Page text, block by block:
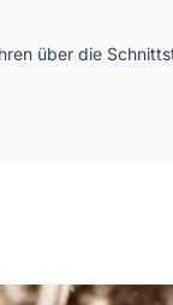
über die